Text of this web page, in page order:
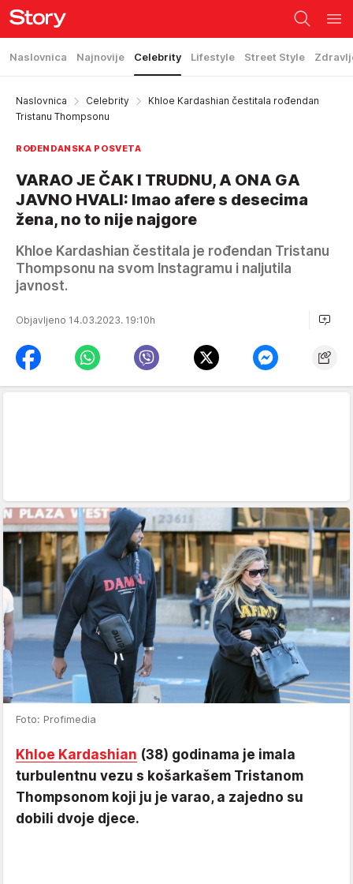
Naslovnica Najnovije Celebrity Lifestyle Street Style
Naslovnica Celebrity
Khloe Kardashian čestitala rođendan
Tristanu Thompsonu
ROĐENDANSKA POSVETA
VARAO JE ČAK I TRUDNU, A ONA GA
JAVNO HVALI: Imao afere s desecima
žena, no to nije najgore
Khloe Kardashian čestitala je rođendan Tristanu
Thompsonu na svom Instagramu i naljutila
javnost.
Objavljeno 14.03.2023. 19:10h
Foto: Profimedia
Khloe Kardashian (38) godinama je imala
turbulentnu vezu s košarkašem Tristanom
Thompsonom koji ju je varao, a zajedno su
dobili dvoje djece.